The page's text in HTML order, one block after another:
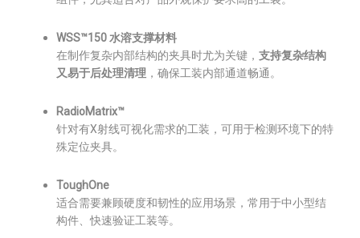
WSS™150 水溶支撑材料
在制作复杂内部结构的夹具时尤为关键， 支持复杂结构
又易于后处理清理 ，确保工装内部通道畅通。
RadioMatrix™
针对有X射线可视化需求的工装，可用于检测环境下的特
殊定位夹具。
ToughOne
适合需要兼顾硬度和韧性的应用场景，常用于中小型结
构件、快速验证工装等。